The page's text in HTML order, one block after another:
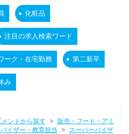
化粧品
注目の求人検索ワード
ーク・在宅勤務 第二新卒
み
ントから探す > 販売・フード・アミ
イザー・教育担当 > スーパーバイザ